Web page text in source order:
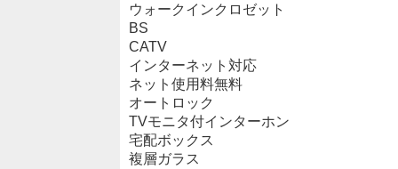
ウォークインクロゼット
BS
CATV
インターネット対応
ネット使用料無料
オートロック
TVモニタ付インターホン
宅配ボックス
複層ガラス